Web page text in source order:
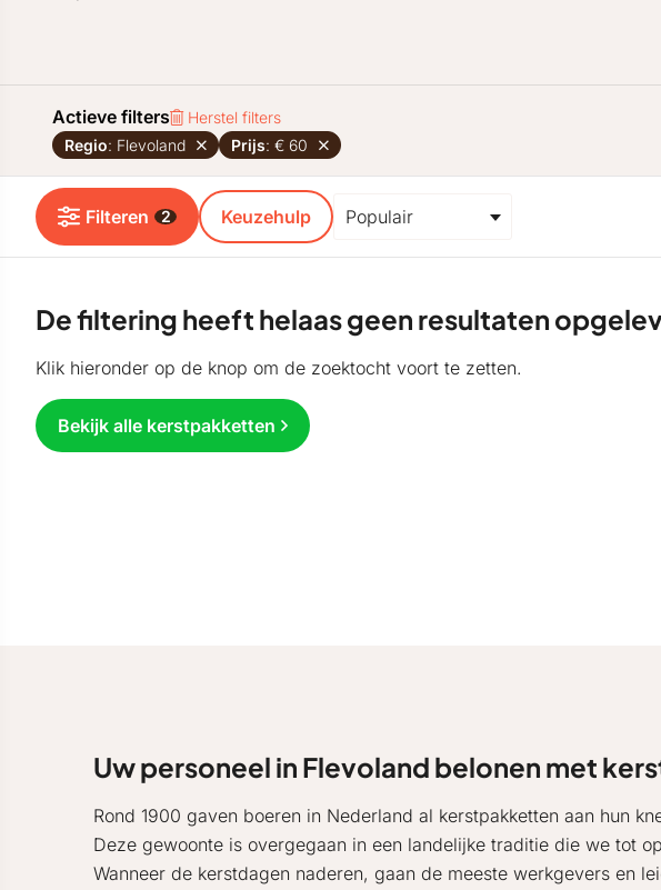
Actieve filters
Herstel filters
Regio: Flevoland Prijs: € 60
Filteren 2 Keuzehulp
De filtering heeft helaas geen resultaten
Klik hieronder op de knop om de zoektocht voort te zetten.
Bekijk alle kerstpakketten
Uw personeel in Flevoland belonen met
Rond 1900 gaven boeren in Nederland al kerstpakketten aan hun
Deze gewoonte is overgegaan in een landelijke traditie die we tot
Wanneer de kerstdagen naderen, gaan de meeste werkgevers en